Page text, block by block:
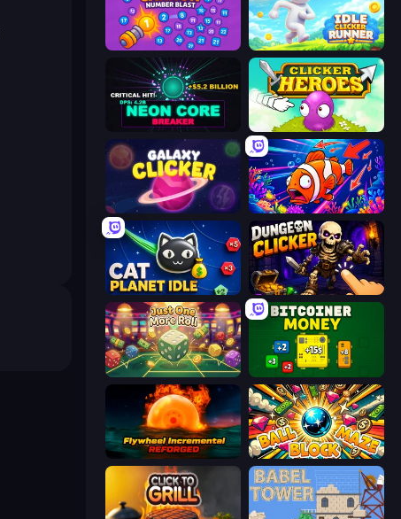
Idle Clicker Runner
Neon Core Breaker Clicker Heroes
Galaxy Clicker Fish Catch Idle
Cat Planet Idle Dungeon Clicker
Just One More Roll BitCoiner
Flywheel Incremental: Reforged Ball Block Maze